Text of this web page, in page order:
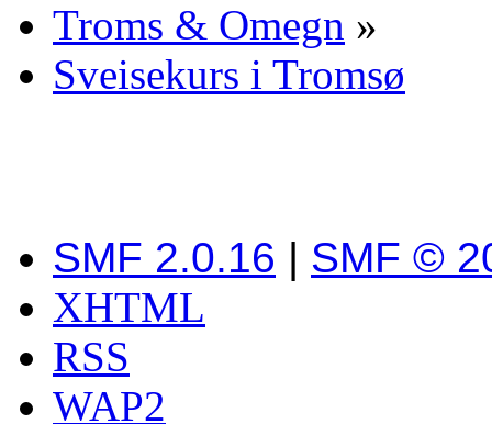
Troms & Omegn »
Sveisekurs i Tromsø
SMF 2.0.16 | SMF ©
XHTML
RSS
WAP2